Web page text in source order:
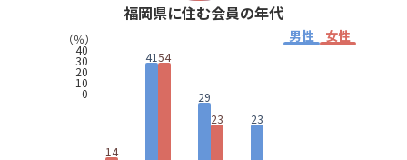
福岡県に住む会員の年代
男性 女性
（％）
40
30
20
10
0
14
4154
29
23
23